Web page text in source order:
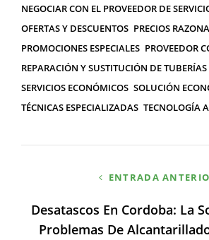
NEGOCIAR CON EL PROVEEDOR DE
OFERTAS Y DESCUENTOS PRECIOS
PROMOCIONES ESPECIALES PROVEEDOR
REPARACIÓN Y SUSTITUCIÓN DE
SERVICIOS ECONÓMICOS SOLUCIÓN
TÉCNICAS ESPECIALIZADAS TECNOLOGÍA
entradas
ENTRADA
Desatascos En Cordoba: La
Problemas De